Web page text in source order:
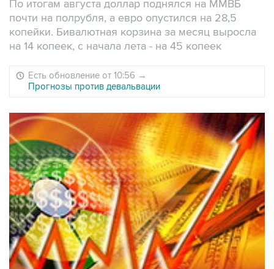
По итогам августа доллар поднялся на ММВБ
почти на полрубля, а евро опустился на 28,5
копейки. Бивалютная корзина за месяц выросла
на 14 копеек, с начала лета - на 45 копеек
Есть обновление от 10:56 →
Прогнозы против девальвации